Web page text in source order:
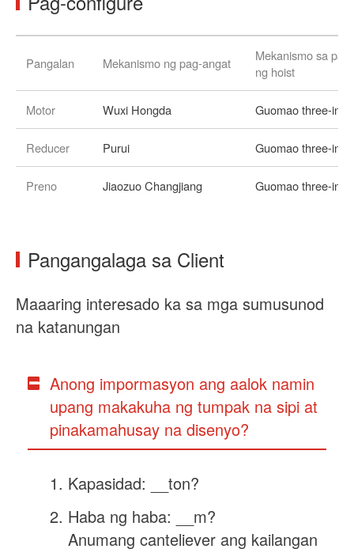
Pangalan Mekanismo ng pag-angat
Mekanismo sa
ng hoist
Motor Wuxi Hongda Guomao three-in-
Reducer Purui Guomao three-in-
Preno Jiaozuo Changjiang Guomao three-in-
Pangangalaga sa Client
Maaaring interesado ka sa mga sumusunod
na katanungan
Anong impormasyon ang aalok namin
upang makakuha ng tumpak na sipi at
pinakamahusay na disenyo?
Kapasidad: __ton?
Haba ng haba: __m?
Anumang canteliever ang kailangan